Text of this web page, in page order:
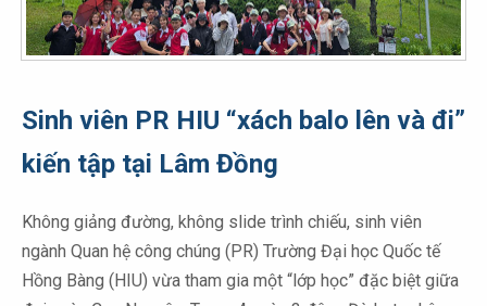
Sinh viên PR HIU “xách balo lên và đi”
kiến tập tại Lâm Đồng
Không giảng đường, không slide trình chiếu, sinh viên
ngành Quan hệ công chúng (PR) Trường Đại học Quốc tế
Hồng Bàng (HIU) vừa tham gia một “lớp học” đặc biệt giữa